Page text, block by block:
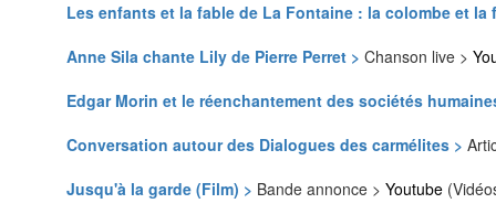
Les enfants et la fable de La Fontaine : la colombe et la
Anne Sila chante Lily de Pierre Perret > Chanson live >
Edgar Morin et le réenchantement des sociétés
Conversation autour des Dialogues des carmélites >
Jusqu'à la garde (Film) > Bande annonce > Youtube